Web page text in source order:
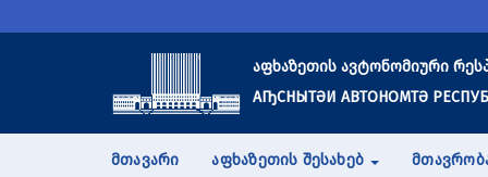
აფხაზეთის ავტონომიური
АҦСНЫТӘИ АВТОНОМТӘ
ᲛᲗᲐᲕᲐᲠᲘ ᲐᲤᲮᲐᲖᲔᲗᲘᲡ ᲨᲔᲡᲐᲮᲔᲑ